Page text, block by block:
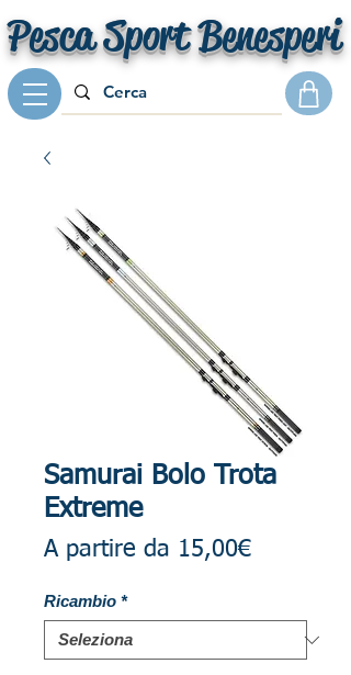
Pesca Sport Benesperi
Samurai Bolo Trota
Extreme
A partire da 15,00€Prezzo
Ricambio *